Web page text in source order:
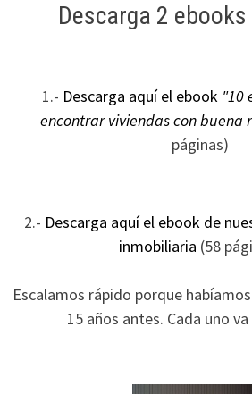
Descarga 2
1.- Descarga aquí el ebook "10
encontrar viviendas con
páginas)
2.- Descarga aquí el ebook de
inmobiliaria (58
Escalamos rápido porque
15 años antes. Cada uno